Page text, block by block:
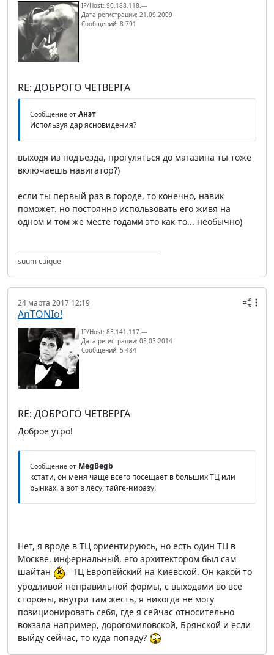
IP/Host: 90.188.118.---
Дата регистрации: 21.09.2009
Сообщений: 8 791
RE: ДОБРОГО ЧЕТВЕРГА
Сообщение от Анэт
Используя дар ясновидения?
выходя из подъезда, прогуляться до магазина ты тоже
включаешь навигатор?)
если ты первый раз в городе, то конечно, навик
поможет. но постоянно использовать его живя на
одном и том же месте годами это как-то... необычно)
suum cuique
24 марта 2017 12:19
AnTONIo!
IP/Host: 85.141.117.---
Дата регистрации: 05.03.2014
Сообщений: 5 484
RE: ДОБРОГО ЧЕТВЕРГА
Доброе утро!
Сообщение от MegBegb
кстати, он меня чаще всего посещает в больших ТЦ или
рынках. а вот в лесу, тайге-ниразу!
Нет, я вроде в ТЦ ориентируюсь, но есть один ТЦ в
Москве, инфернальный, его архитектором был сам
шайтан
ТЦ Европейский на Киевской. Он какой то
уродливой неправильной формы, с выходами во все
стороны, внутри там жесть, я никогда не могу
позиционировать себя, где я сейчас относительно
вокзала например, дорогомиловской, Брянской и если
выйду сейчас, то куда попаду?